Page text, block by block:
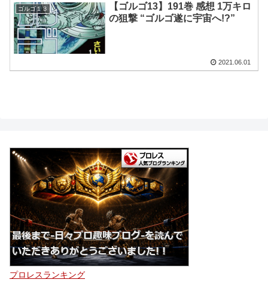
ゴルゴ１３
【ゴルゴ13】191巻 感想 1万キロ
の狙撃 “ゴルゴ遂に宇宙へ!?”
2021.06.01
プロレスランキング